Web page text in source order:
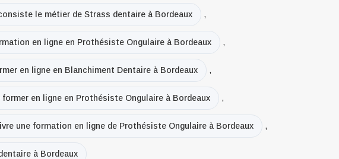
le métier de Strass dentaire à Bordeaux ,
en ligne en Prothésiste Ongulaire à Bordeaux ,
en ligne en Blanchiment Dentaire à Bordeaux ,
former en ligne en Prothésiste Ongulaire à Bordeaux ,
une formation en ligne de Prothésiste Ongulaire à Bordeaux ,
à Bordeaux